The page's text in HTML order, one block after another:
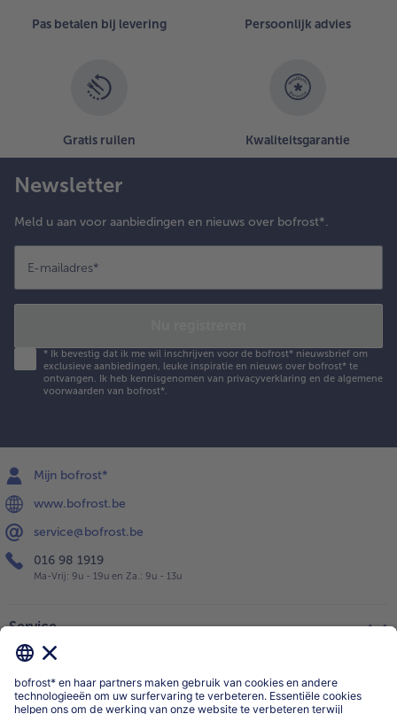
Pas betalen bij levering Persoonlijk advies
Gratis ruilen Kwaliteitsgarantie
Newsletter
Meld u aan voor aanbiedingen en nieuws over bofrost*.
E-mailadres*
* Ik bevestig dat ik me wil inschrijven voor de bofrost* nieuwsbrief om
exclusieve aanbiedingen, leuke inspiratie en nieuws over bofrost* te
ontvangen. Ik heb kennisgenomen van privacyverklaring en de algemene
voorwaarden van bofrost*.
Mijn bofrost*
www.bofrost.be
service@bofrost.be
016 98 1919
Ma-Vrij: 9u - 19u en Za.: 9u - 13u
Service